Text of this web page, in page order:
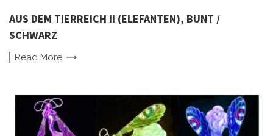
AUS DEM TIERREICH II (ELEFANTEN), BUNT /
SCHWARZ
Read More